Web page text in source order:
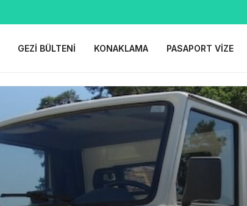
GEZI BÜLTENI KONAKLAMA PASAPORT VIZE